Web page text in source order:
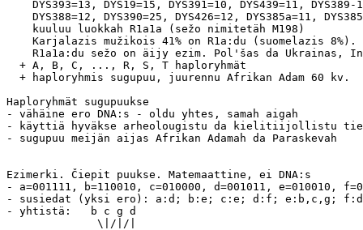
DYS393=13, DYS19=15, DYS391=10, DYS439=11, DYS389-
DYS388=12, DYS390=25, DYS426=12, DYS385a=11,
    kuuluu luokkah R1a1a (sežo nimitetäh M198)
    Karjalazis mužikois 41% on R1a:du (suomelazis 8%).
R1a1a:du sežo on äijy ezim. Pol'šas da Ukrainas,
  + A, B, C, ..., R, S, T haploryhmät
  + haploryhmis sugupuu, juurennu Afrikan Adam 60 kv.
Haploryhmät sugupuukse
- vähäine ero DNA:s - oldu yhtes, samah aigah
- käyttiä hyväkse arheolougistu da kielitiijollistu
- sugupuu meijän aijas Afrikan Adamah da Paraskevah
Ezimerki. Čiepit puukse. Matemaattine, ei DNA:s
- a=001111, b=110010, c=010000, d=001011, e=010010,
- susiedat (yksi ero): a:d; b:e; c:e; d:f; e:b,c,g;
- yhtistä:   b c g d
              \|/|/|